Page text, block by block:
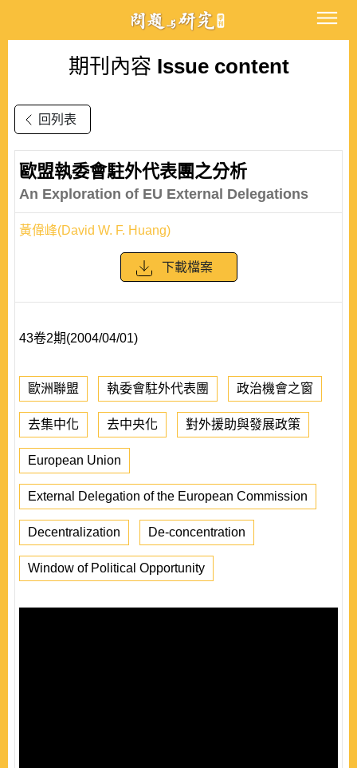
期刊內容 Issue content
回列表
歐盟執委會駐外代表團之分析
An Exploration of EU External Delegations
黃偉峰(David W. F. Huang)
下載檔案
43卷2期(2004/04/01)
歐洲聯盟 執委會駐外代表團 政治機會之窗
去集中化 去中央化 對外援助與發展政策
European Union
External Delegation of the European Commission
Decentralization De-concentration
Window of Political Opportunity